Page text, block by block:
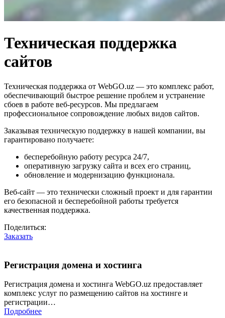
Техническая поддержка
сайтов
Техническая поддержка от WebGO.uz — это комплекс работ,
обеспечивающий быстрое решение проблем и устранение
сбоев в работе веб-ресурсов. Мы предлагаем
профессиональное сопровождение любых видов сайтов.
Заказывая техническую поддержку в нашей компании, вы
гарантировано получаете:
бесперебойную работу ресурса 24/7,
оперативную загрузку сайта и всех его страниц,
обновление и модернизацию функционала.
Веб-сайт — это технически сложный проект и для гарантии
его безопасной и бесперебойной работы требуется
качественная поддержка.
Поделиться:
Заказать
Регистрация домена и хостинга
Регистрация домена и хостинга WebGO.uz предоставляет
комплекс услуг по размещению сайтов на хостинге и
регистрации…
Подробнее